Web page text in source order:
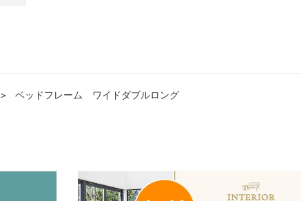
＞ ベッドフレーム ワイドダブルロング